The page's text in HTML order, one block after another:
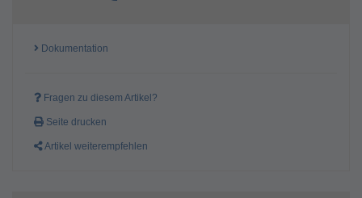
Dokumentation
Fragen zu diesem Artikel?
Seite drucken
Artikel weiterempfehlen